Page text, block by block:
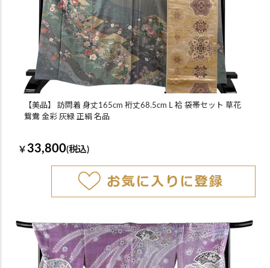
【美品】 訪問着 身丈165cm 裄丈68.5cm L 袷 袋帯セット 草花
鴛鴦 金彩 灰緑 正絹 名品
￥ 33,800(税込)